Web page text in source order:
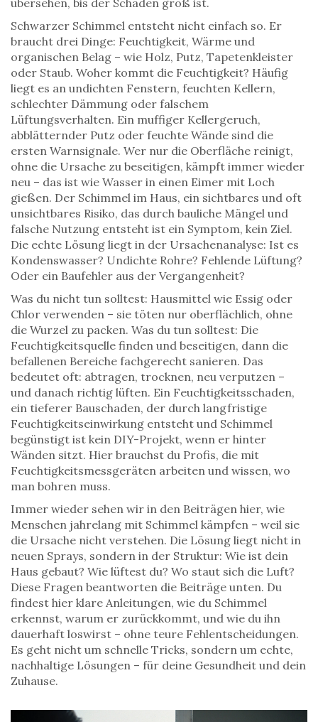
übersehen, bis der Schaden groß ist.
Schwarzer Schimmel entsteht nicht einfach so. Er
braucht drei Dinge: Feuchtigkeit, Wärme und
organischen Belag – wie Holz, Putz, Tapetenkleister
oder Staub. Woher kommt die Feuchtigkeit? Häufig
liegt es an undichten Fenstern, feuchten Kellern,
schlechter Dämmung oder falschem
Lüftungsverhalten. Ein muffiger Kellergeruch,
abblätternder Putz oder feuchte Wände sind die
ersten Warnsignale. Wer nur die Oberfläche reinigt,
ohne die Ursache zu beseitigen, kämpft immer wieder
neu – das ist wie Wasser in einen Eimer mit Loch
gießen. Der Schimmel im Haus, ein sichtbares und oft
unsichtbares Risiko, das durch bauliche Mängel und
falsche Nutzung entsteht ist ein Symptom, kein Ziel.
Die echte Lösung liegt in der Ursachenanalyse: Ist es
Kondenswasser? Undichte Rohre? Fehlende Lüftung?
Oder ein Baufehler aus der Vergangenheit?
Was du nicht tun solltest: Hausmittel wie Essig oder
Chlor verwenden – sie töten nur oberflächlich, ohne
die Wurzel zu packen. Was du tun solltest: Die
Feuchtigkeitsquelle finden und beseitigen, dann die
befallenen Bereiche fachgerecht sanieren. Das
bedeutet oft: abtragen, trocknen, neu verputzen –
und danach richtig lüften. Ein Feuchtigkeitsschaden,
ein tieferer Bauschaden, der durch langfristige
Feuchtigkeitseinwirkung entsteht und Schimmel
begünstigt ist kein DIY-Projekt, wenn er hinter
Wänden sitzt. Hier brauchst du Profis, die mit
Feuchtigkeitsmessgeräten arbeiten und wissen, wo
man bohren muss.
Immer wieder sehen wir in den Beiträgen hier, wie
Menschen jahrelang mit Schimmel kämpfen – weil sie
die Ursache nicht verstehen. Die Lösung liegt nicht in
neuen Sprays, sondern in der Struktur: Wie ist dein
Haus gebaut? Wie lüftest du? Wo staut sich die Luft?
Diese Fragen beantworten die Beiträge unten. Du
findest hier klare Anleitungen, wie du Schimmel
erkennst, warum er zurückkommt, und wie du ihn
dauerhaft loswirst – ohne teure Fehlentscheidungen.
Es geht nicht um schnelle Tricks, sondern um echte,
nachhaltige Lösungen – für deine Gesundheit und dein
Zuhause.